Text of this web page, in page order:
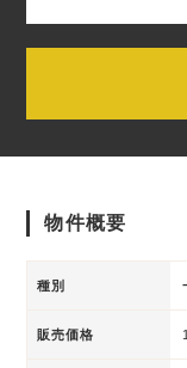
物件概要
種別
販売価格